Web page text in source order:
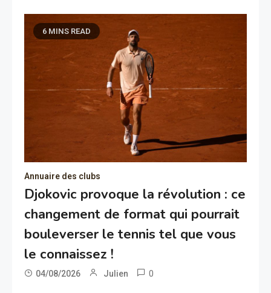
6 MINS READ
Annuaire des clubs
Djokovic provoque la révolution : ce
changement de format qui pourrait
bouleverser le tennis tel que vous
le connaissez !
04/08/2026 Julien 0